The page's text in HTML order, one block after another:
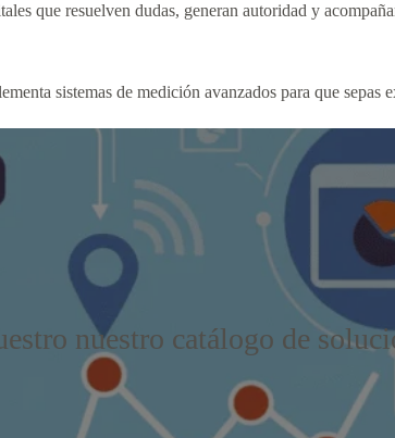
que resuelven dudas, generan autoridad y
sistemas de medición avanzados para que sepas
nuestro catálogo de